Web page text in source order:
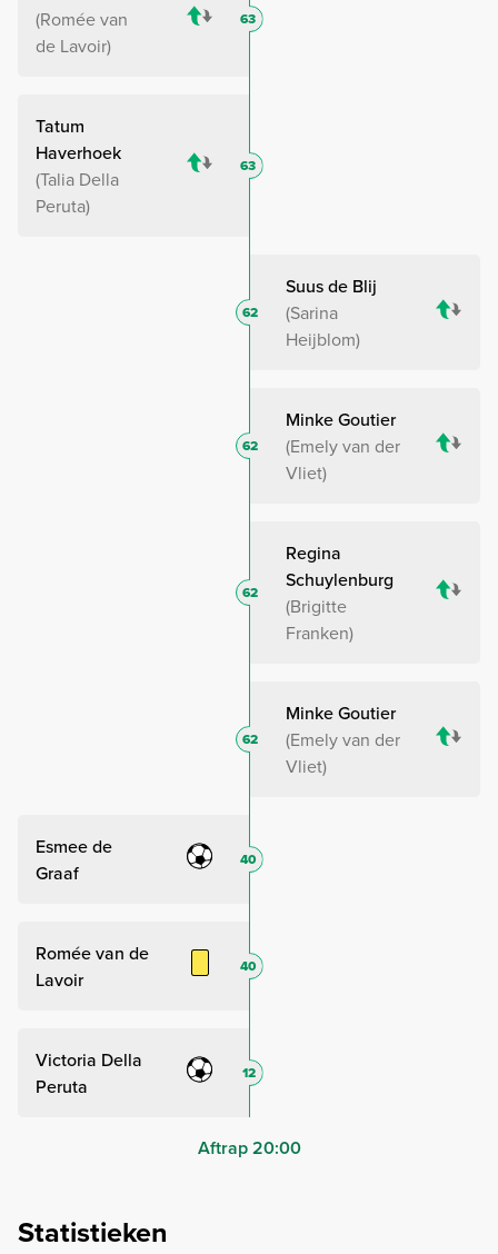
Romée van
de Lavoir
63
Tatum
Haverhoek
Talia Della
Peruta
63
Suus de Blij
Sarina
Heijblom
62
Minke Goutier
Emely van der
Vliet
62
Regina
Schuylenburg
Brigitte
Franken
62
Minke Goutier
Emely van der
Vliet
62
Esmee de
Graaf
40
Romée van de
Lavoir
40
Victoria Della
Peruta
12
Aftrap 20:00
Statistieken